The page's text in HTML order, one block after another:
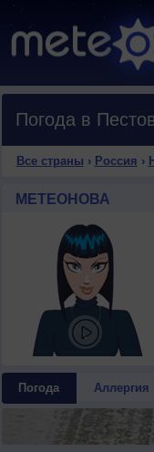
Погода в
Все страны › Россия ›
МЕТЕОНОВА
Погода Аллергия